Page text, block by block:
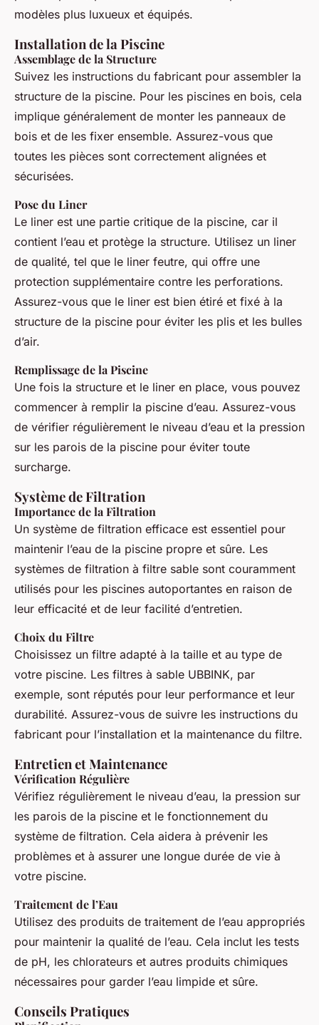
modèles plus luxueux et équipés.
Installation de la Piscine
Assemblage de la Structure
Suivez les instructions du fabricant pour assembler la
structure de la piscine. Pour les piscines en bois, cela
implique généralement de monter les panneaux de
bois et de les fixer ensemble. Assurez-vous que
toutes les pièces sont correctement alignées et
sécurisées.
Pose du Liner
Le liner est une partie critique de la piscine, car il
contient l’eau et protège la structure. Utilisez un liner
de qualité, tel que le liner feutre, qui offre une
protection supplémentaire contre les perforations.
Assurez-vous que le liner est bien étiré et fixé à la
structure de la piscine pour éviter les plis et les bulles
d’air.
Remplissage de la Piscine
Une fois la structure et le liner en place, vous pouvez
commencer à remplir la piscine d’eau. Assurez-vous
de vérifier régulièrement le niveau d’eau et la pression
sur les parois de la piscine pour éviter toute
surcharge.
Système de Filtration
Importance de la Filtration
Un système de filtration efficace est essentiel pour
maintenir l’eau de la piscine propre et sûre. Les
systèmes de filtration à filtre sable sont couramment
utilisés pour les piscines autoportantes en raison de
leur efficacité et de leur facilité d’entretien.
Choix du Filtre
Choisissez un filtre adapté à la taille et au type de
votre piscine. Les filtres à sable UBBINK, par
exemple, sont réputés pour leur performance et leur
durabilité. Assurez-vous de suivre les instructions du
fabricant pour l’installation et la maintenance du filtre.
Entretien et Maintenance
Vérification Régulière
Vérifiez régulièrement le niveau d’eau, la pression sur
les parois de la piscine et le fonctionnement du
système de filtration. Cela aidera à prévenir les
problèmes et à assurer une longue durée de vie à
votre piscine.
Traitement de l’Eau
Utilisez des produits de traitement de l’eau appropriés
pour maintenir la qualité de l’eau. Cela inclut les tests
de pH, les chlorateurs et autres produits chimiques
nécessaires pour garder l’eau limpide et sûre.
Conseils Pratiques